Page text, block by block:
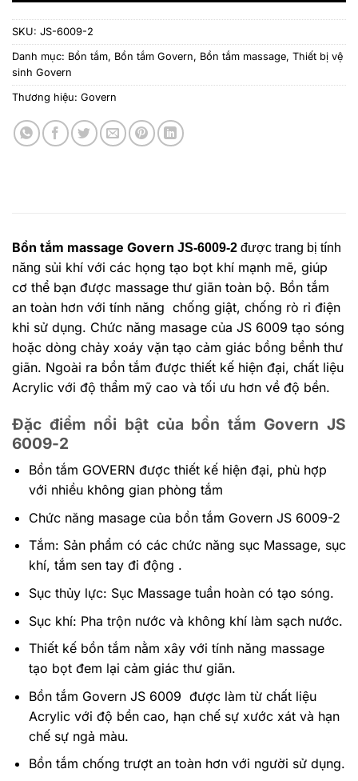
SKU: JS-6009-2
Danh mục: Bồn tắm, Bồn tắm Govern, Bồn tắm massage, Thiết bị vệ
sinh Govern
Thương hiệu: Govern
Bồn tắm massage Govern JS-6009-2 được trang bị tính
năng sủi khí với các họng tạo bọt khí mạnh mẽ, giúp
cơ thể bạn được massage thư giãn toàn bộ. Bồn tắm
an toàn hơn với tính năng chống giật, chống rò rỉ điện
khi sử dụng. Chức năng masage của JS 6009 tạo sóng
hoặc dòng chảy xoáy vặn tạo cảm giác bồng bềnh thư
giãn. Ngoài ra bồn tắm được thiết kế hiện đại, chất liệu
Acrylic với độ thẩm mỹ cao và tối ưu hơn về độ bền.
Đặc điểm nổi bật của bồn tắm Govern JS
6009-2
Bồn tắm GOVERN được thiết kế hiện đại, phù hợp
với nhiều không gian phòng tắm
Chức năng masage của bồn tắm Govern JS 6009-2
Tắm: Sản phẩm có các chức năng sục Massage, sục
khí, tắm sen tay đi động .
Sục thủy lực: Sục Massage tuần hoàn có tạo sóng.
Sục khí: Pha trộn nước và không khí làm sạch nước.
Thiết kế bồn tắm nằm xây với tính năng massage
tạo bọt đem lại cảm giác thư giãn.
Bồn tắm Govern JS 6009 được làm từ chất liệu
Acrylic với độ bền cao, hạn chế sự xước xát và hạn
chế sự ngả màu.
Bồn tắm chống trượt an toàn hơn với người sử dụng.